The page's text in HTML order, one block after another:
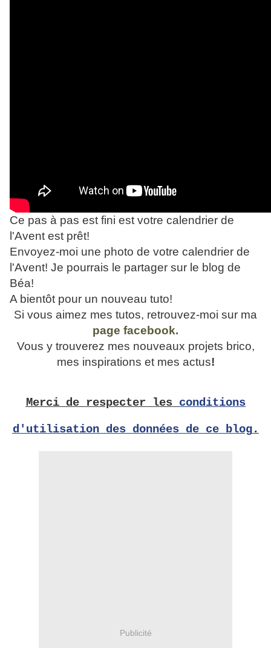
Ce pas à pas est fini est votre calendrier de
l'Avent est prêt!
Envoyez-moi une photo de votre calendrier de
l'Avent! Je pourrais le partager sur le blog de
Béa!
A bientôt pour un nouveau tuto!
Si vous aimez mes tutos, retrouvez-moi sur ma
page facebook.
Vous y trouverez mes nouveaux projets brico,
mes inspirations et mes actus!
Merci de respecter les conditions
d'utilisation des données de ce blog.
Publicité